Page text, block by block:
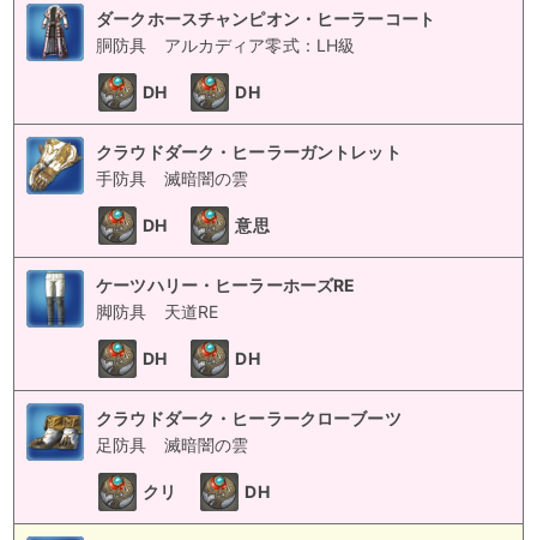
ダークホースチャンピオン・ヒーラーコート
胴防具
アルカディア零式：LH級
DH DH
クラウドダーク・ヒーラーガントレット
手防具
滅暗闇の雲
DH 意思
ケーツハリー・ヒーラーホーズRE
脚防具
天道RE
DH DH
クラウドダーク・ヒーラークローブーツ
足防具
滅暗闇の雲
クリ DH